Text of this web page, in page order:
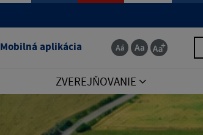
Mobilná aplikácia
ZVEREJŇOVANIE